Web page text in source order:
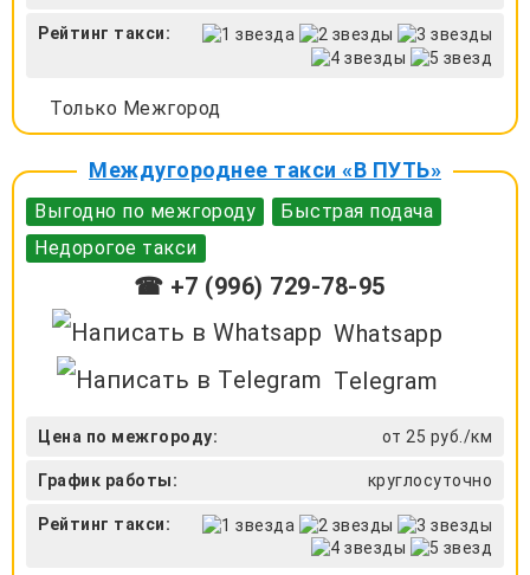
Рейтинг такси:
Только Межгород
Междугороднее такси «В ПУТЬ»
Выгодно по межгороду
Быстрая подача
Недорогое такси
☎ +7 (996) 729-78-95
Whatsapp
Telegram
Цена по межгороду: от 25 руб./км
График работы: круглосуточно
Рейтинг такси: